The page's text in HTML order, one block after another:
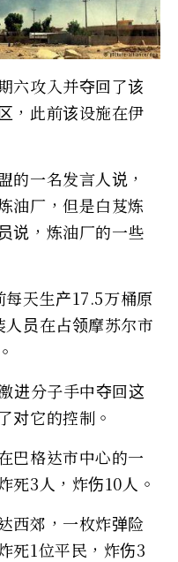
六攻入并夺回了该
，此前该设施在伊
的一名发言人说，
油厂，但是白芨炼
说，炼油厂的一些
天生产17.5万桶原
员在占领摩苏尔市
进分子手中夺回这
对它的控制。
巴格达市中心的一
死3人，炸伤10人。
西郊，一枚炸弹险
死1位平民，炸伤3